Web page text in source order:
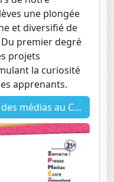
une plongée
et diversifié de
premier degré
projets
la curiosité
apprenants.
médias au CDI